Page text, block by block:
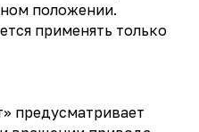
положении.
применять только
предусматривает